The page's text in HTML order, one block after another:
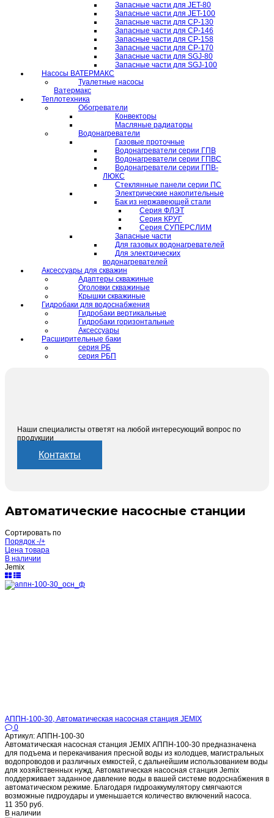
Запасные части для JET-80
Запасные части для JET-100
Запасные части для CP-130
Запасные части для CP-146
Запасные части для CP-158
Запасные части для CP-170
Запасные части для SGJ-80
Запасные части для SGJ-100
Насосы ВАТЕРМАКС
Туалетные насосы
Ватермакс
Теплотехника
Обогреватели
Конвекторы
Масляные радиаторы
Водонагреватели
Газовые проточные
Водонагреватели серии ГПВ
Водонагреватели серии ГПВС
Водонагреватели серии ГПВ-
ЛЮКС
Стеклянные панели серии ПС
Электрические накопительные
Бак из нержавеющей стали
Серия ФЛЭТ
Серия КРУГ
Серия СУПЕРСЛИМ
Запасные части
Для газовых водонагревателей
Для электрических
водонагревателей
Аксессуары для скважин
Адаптеры скважиные
Оголовки скважиные
Крышки скважиные
Гидробаки для водоснабжения
Гидробаки вертикальные
Гидробаки горизонтальные
Аксессуары
Расширительные баки
серия РБ
серия РБП
Наши специалисты ответят на любой интересующий вопрос по
продукции
Контакты
Автоматические насосные станции
Сортировать по
Порядок -/+
Цена товара
В наличии
Jemix
АППН-100-30, Автоматическая насосная станция JEMIX
0
Артикул: АППН-100-30
Автоматическая насосная станция JEMIX АППН-100-30 предназначена
для подъема и перекачивания пресной воды из колодцев, магистральных
водопроводов и различных емкостей, с дальнейшим использованием воды
для хозяйственных нужд. Автоматическая насосная станция Jemix
поддерживает заданное давление воды в вашей системе водоснабжения в
автоматическом режиме. Благодаря гидроаккумулятору смягчаются
возможные гидроудары и уменьшается количество включений насоса.
11 350 руб.
В наличии